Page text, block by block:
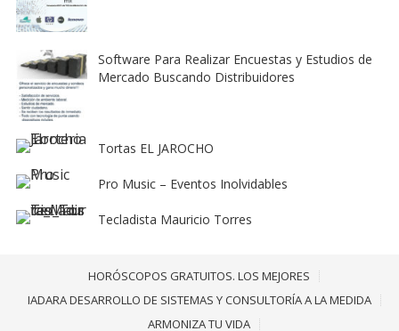
Software Para Realizar Encuestas y Estudios de
Mercado Buscando Distribuidores
Tortas EL JAROCHO
Pro Music – Eventos Inolvidables
Tecladista Mauricio Torres
HORÓSCOPOS GRATUITOS. LOS MEJORES
IADARA DESARROLLO DE SISTEMAS Y CONSULTORÍA A LA MEDIDA
ARMONIZA TU VIDA